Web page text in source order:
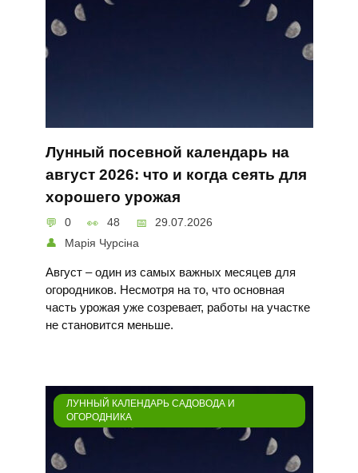
Лунный посевной календарь на
август 2026: что и когда сеять для
хорошего урожая
0 48
29.07.2026
Марія Чурсіна
Август – один из самых важных месяцев для
огородников. Несмотря на то, что основная
часть урожая уже созревает, работы на участке
не становится меньше.
ЛУННЫЙ КАЛЕНДАРЬ САДОВОДА И
ОГОРОДНИКА